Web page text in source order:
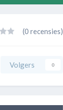
(0 recensies)
Volgers 0